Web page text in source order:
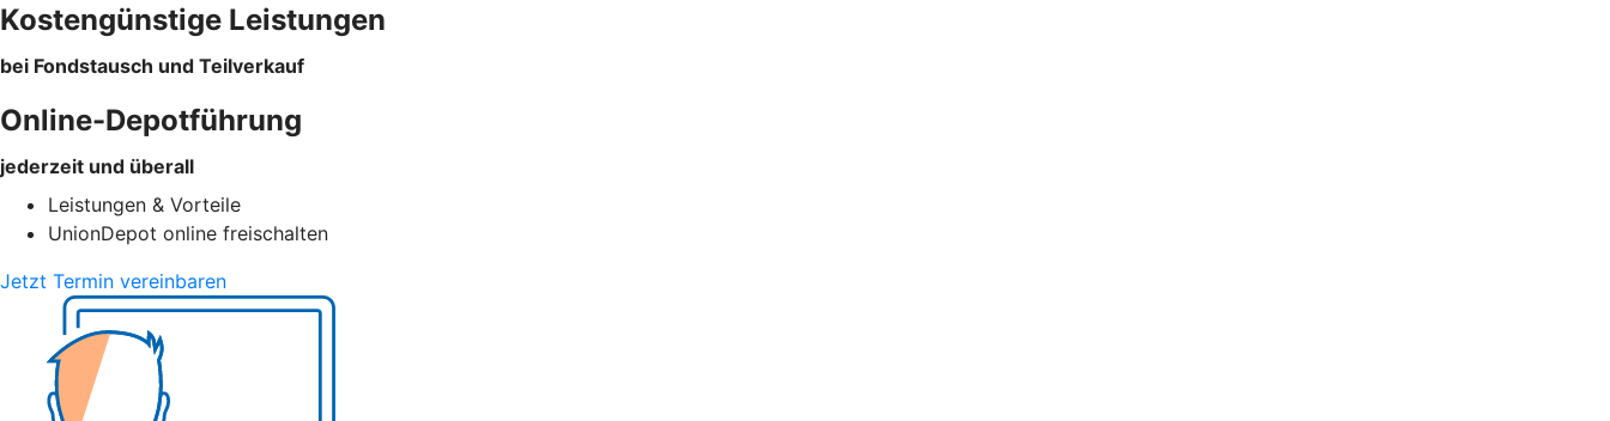
Kostengünstige Leistungen
bei Fondstausch und Teilverkauf
Online-Depotführung
jederzeit und überall
Leistungen & Vorteile
UnionDepot online freischalten
Jetzt Termin vereinbaren